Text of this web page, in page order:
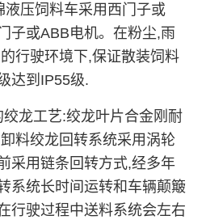
液压饲料车采用西门子或
子或ABB电机。在粉尘,雨
行驶环境下,保证散装饲料
达到IP55级.
龙工艺:绞龙叶片合金刚耐
料绞龙回转系统采用涡轮
采用链条回转方式,经多年
系统长时间运转和车辆颠簸
行驶过程中送料系统会左右